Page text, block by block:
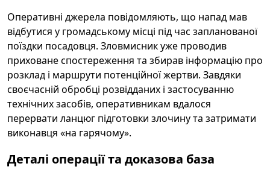
Оперативні джерела повідомляють, що напад мав
відбутися у громадському місці під час запланованої
поїздки посадовця. Зловмисник уже проводив
приховане спостереження та збирав інформацію про
розклад і маршрути потенційної жертви. Завдяки
своєчасній обробці розвідданих і застосуванню
технічних засобів, оперативникам вдалося
перервати ланцюг підготовки злочину та затримати
виконавця «на гарячому».
Деталі операції та доказова база